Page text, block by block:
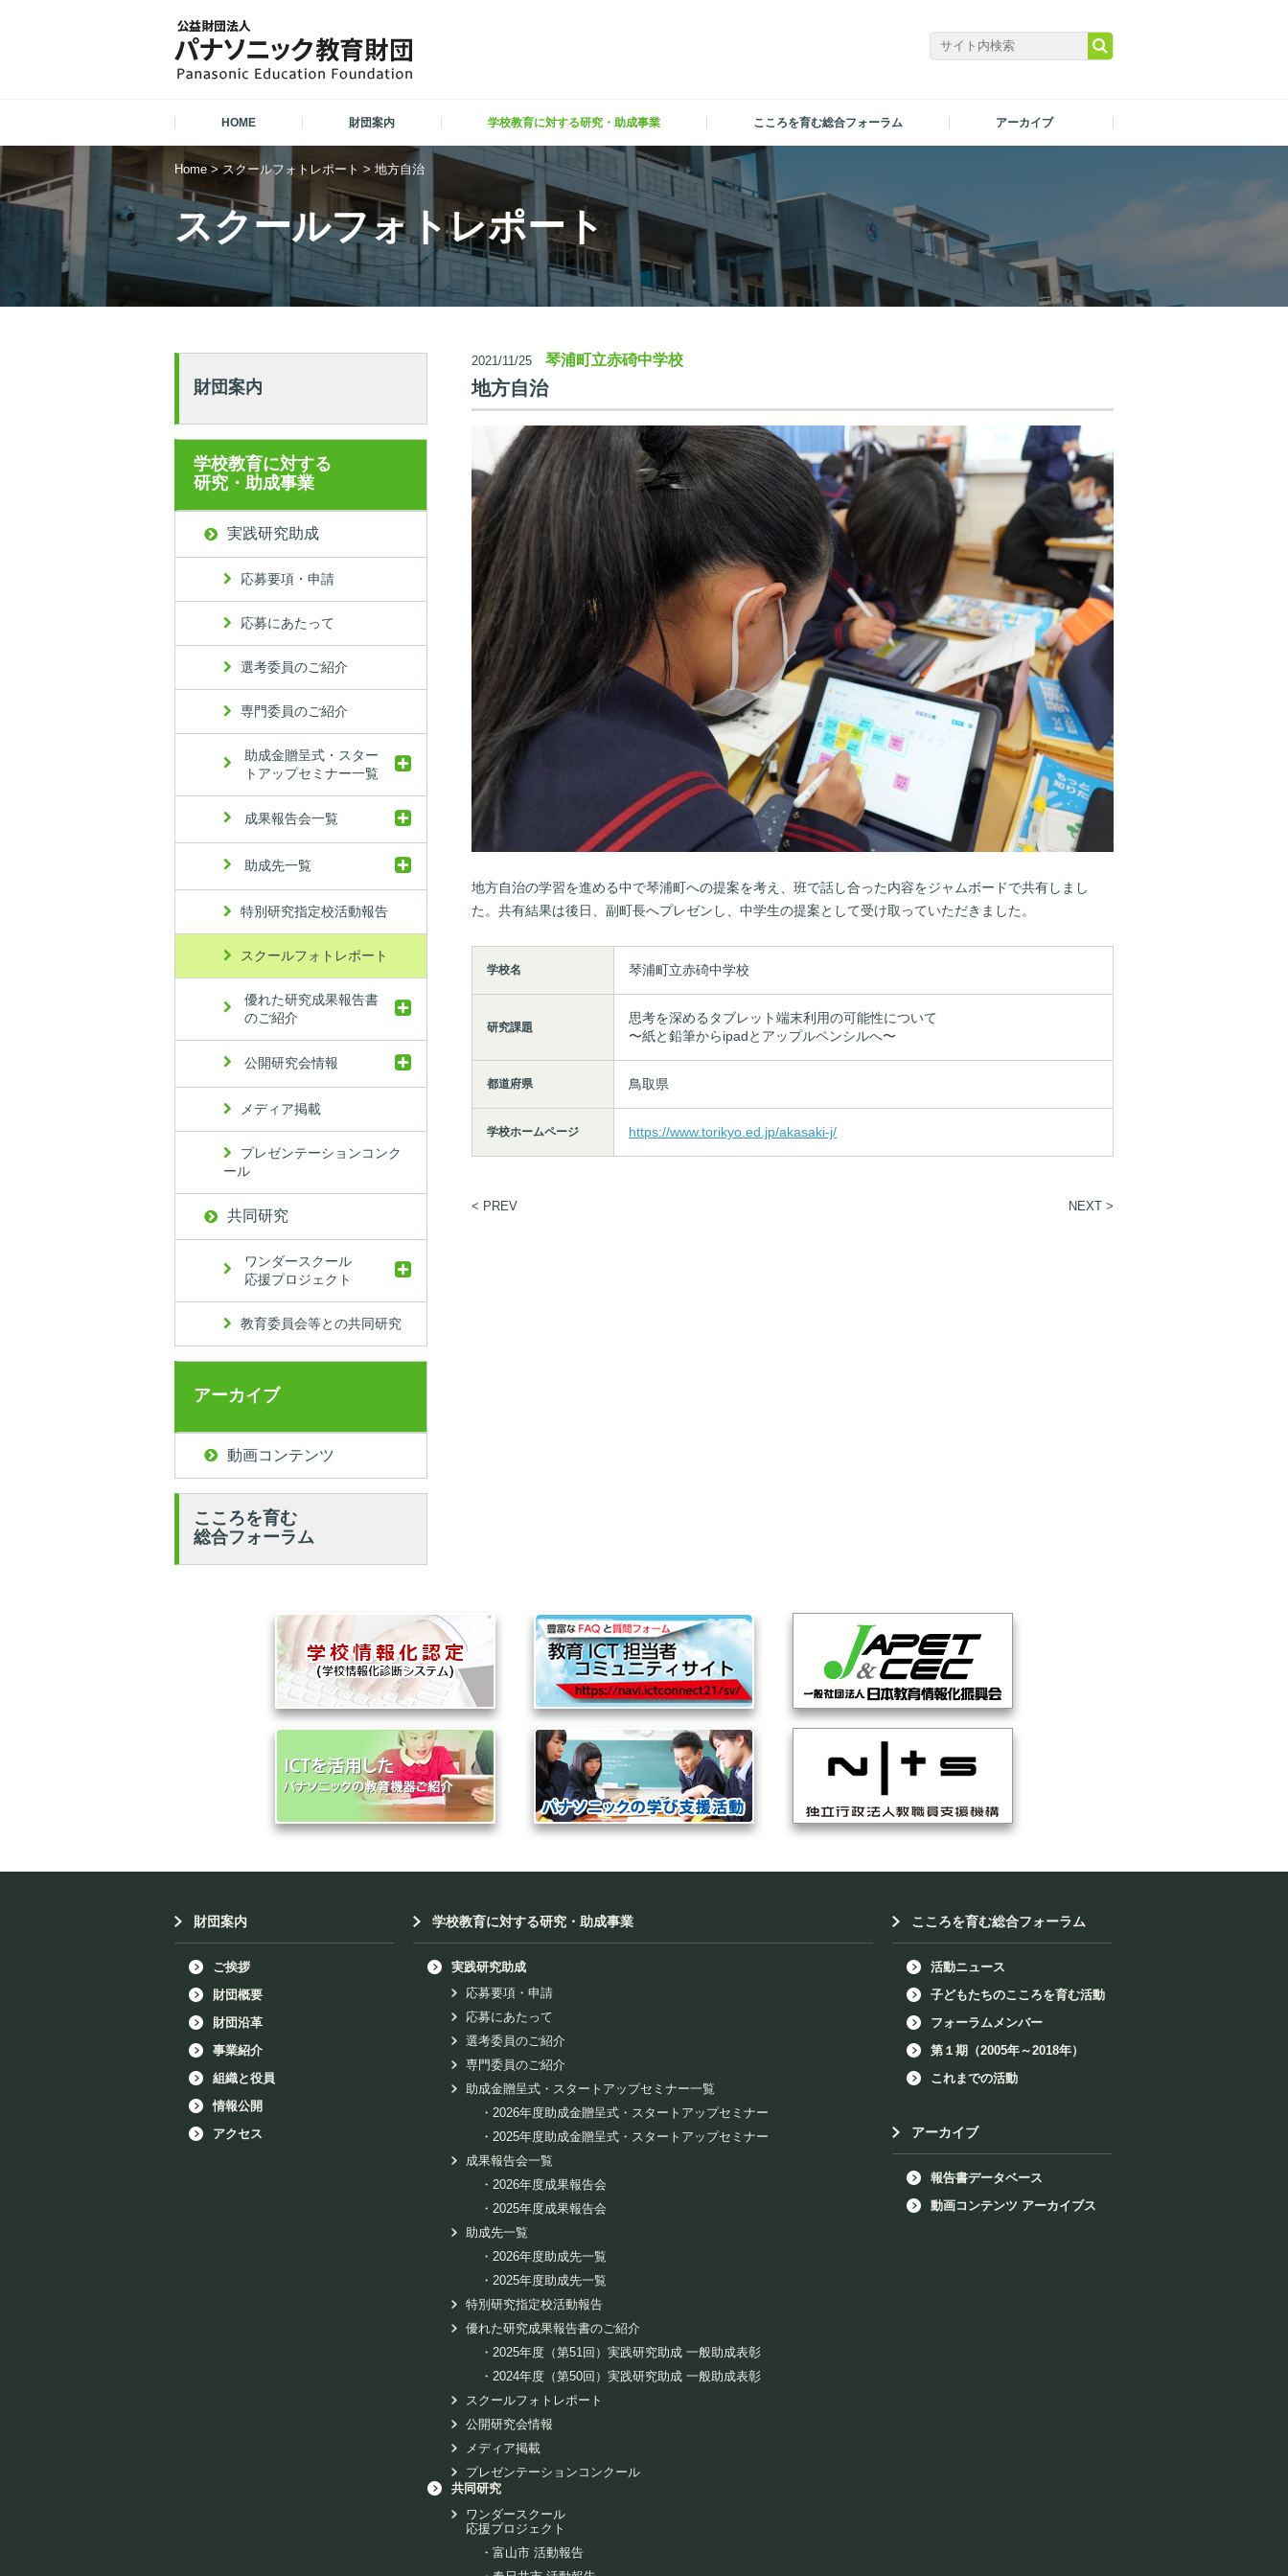
HOME 財団案内 学校教育に対する研究・助成事業 こころを育む総合フォーラム アーカイブ
Home>スクールフォトレポート > 地方自治
スクールフォトレポート
2021/11/25 琴浦町立赤碕中学校
地方自治
地方自治の学習を進める中で琴浦町への提案を考え、班で話し合った内容をジャムボードで共有しまし
た。共有結果は後日、副町長へプレゼンし、中学生の提案として受け取っていただきました。
学校名 琴浦町立赤碕中学校
研究課題
思考を深めるタブレット端末利用の可能性について
〜紙と鉛筆からipadとアップルペンシルへ〜
都道府県 鳥取県
学校ホームページ https://www.torikyo.ed.jp/akasaki-j/
< PREV NEXT >
財団案内
学校教育に対する
研究・助成事業
実践研究助成
応募要項・申請
応募にあたって
選考委員のご紹介
専門委員のご紹介
助成金贈呈式・スター
トアップセミナー一覧
成果報告会一覧
助成先一覧
特別研究指定校活動報告
スクールフォトレポート
優れた研究成果報告書
のご紹介
公開研究会情報
メディア掲載
プレゼンテーションコンク
ール
共同研究
ワンダースクール
応援プロジェクト
教育委員会等との共同研究
アーカイブ
動画コンテンツ
こころを育む
総合フォーラム
財団案内
ご挨拶
財団概要
財団沿革
事業紹介
組織と役員
情報公開
アクセス
学校教育に対する研究・助成事業
実践研究助成
応募要項・申請
応募にあたって
選考委員のご紹介
専門委員のご紹介
助成金贈呈式・スタートアップセミナー一覧
・ 2026年度助成金贈呈式・スタートアップセミナー
・ 2025年度助成金贈呈式・スタートアップセミナー
成果報告会一覧
・ 2026年度成果報告会
・ 2025年度成果報告会
助成先一覧
・ 2026年度助成先一覧
・ 2025年度助成先一覧
特別研究指定校活動報告
優れた研究成果報告書のご紹介
・ 2025年度（第51回）実践研究助成 一般助成表彰
・ 2024年度（第50回）実践研究助成 一般助成表彰
スクールフォトレポート
公開研究会情報
メディア掲載
プレゼンテーションコンクール
共同研究
ワンダースクール
応援プロジェクト
・ 富山市 活動報告
こころを育む総合フォーラム
活動ニュース
子どもたちのこころを育む活動
フォーラムメンバー
第１期（2005年～2018年）
これまでの活動
アーカイブ
報告書データベース
動画コンテンツ アーカイブス